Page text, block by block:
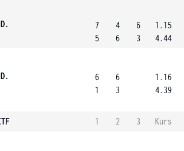
7
5
4
6
6
3
1.15
4.44
6
1
6
3
1.16
4.39
1 2 3
Kurs